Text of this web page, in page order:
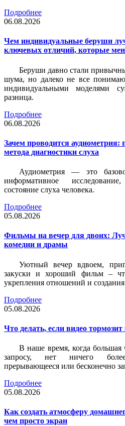
Подробнее
06.08.2026
Чем индивидуальные беруши
ключевых отличий, которые
Беруши давно стали
шума, но далеко не все
индивидуальными моделями
разница.
Подробнее
06.08.2026
Зачем проводится аудиометрия:
метода диагностики слуха
Аудиометрия — это
информативное
состояние слуха человека.
Подробнее
05.08.2026
Фильмы на вечер для двоих:
комедии и драмы
Уютный вечер вдвоем,
закуски и хороший фильм –
укрепления отношений и
Подробнее
05.08.2026
Что делать, если видео тормозит
В наше время, когда большая
запросу, нет ничего
прерывающееся или бесконечно
Подробнее
05.08.2026
Как создать атмосферу
чем просто экран